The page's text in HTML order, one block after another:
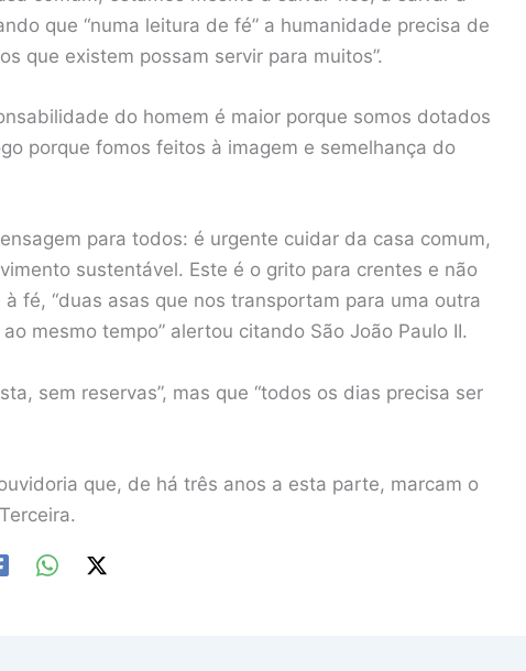
que “numa leitura de fé” a humanidade precisa de
que existem possam servir para muitos”.
do homem é maior porque somos dotados
porque fomos feitos à imagem e semelhança do
para todos: é urgente cuidar da casa comum,
sustentável. Este é o grito para crentes e não
fé, “duas asas que nos transportam para uma outra
mesmo tempo” alertou citando São João Paulo II.
sem reservas”, mas que “todos os dias precisa ser
que, de há três anos a esta parte, marcam o